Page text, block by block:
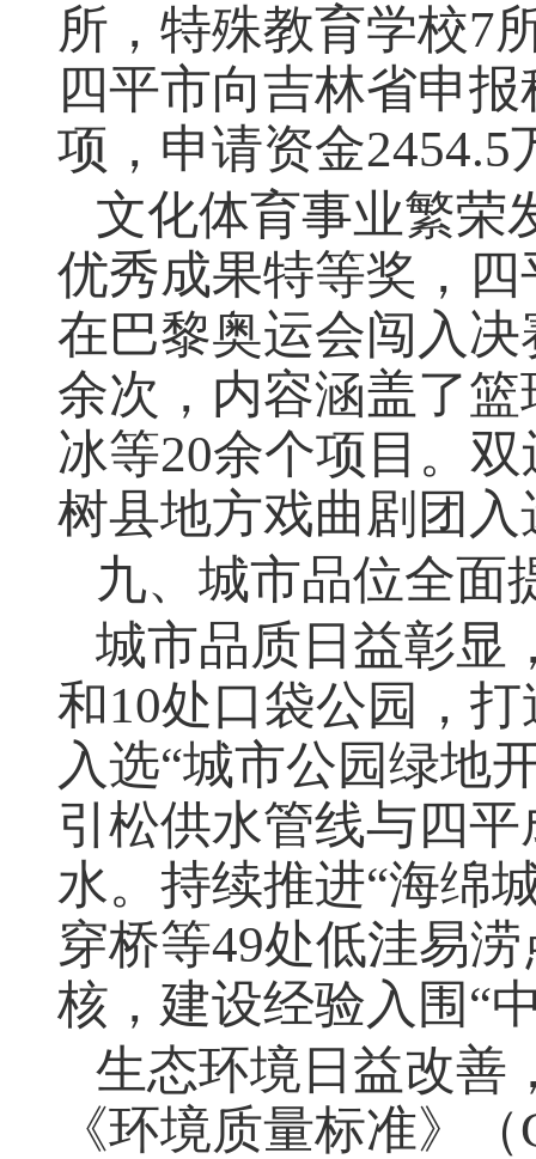
所，特殊教育学校7
四平市向吉林省申
项，申请资金2454.5
文化体育事业繁荣
优秀成果特等奖，
在巴黎奥运会闯入
余次，内容涵盖了
冰等20余个项目。
树县地方戏曲剧团
九、城市品位全面
城市品质日益彰显
和10处口袋公园，
入选“城市公园绿地
引松供水管线与四
水。持续推进“海绵
穿桥等49处低洼易
核，建设经验入围“
生态环境日益改善
《环境质量标准》（